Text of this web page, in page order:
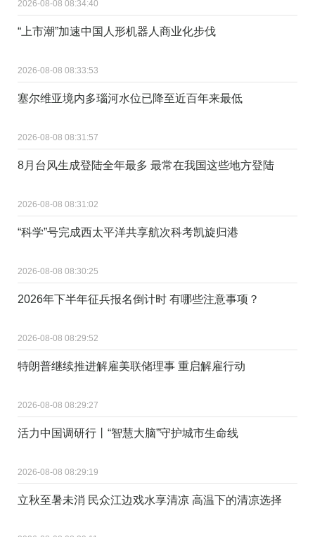
2026-08-08 08:34:40
“上市潮”加速中国人形机器人商业化步伐
2026-08-08 08:33:53
塞尔维亚境内多瑙河水位已降至近百年来最低
2026-08-08 08:31:57
8月台风生成登陆全年最多 最常在我国这些地方登陆
2026-08-08 08:31:02
“科学”号完成西太平洋共享航次科考凯旋归港
2026-08-08 08:30:25
2026年下半年征兵报名倒计时 有哪些注意事项？
2026-08-08 08:29:52
特朗普继续推进解雇美联储理事 重启解雇行动
2026-08-08 08:29:27
活力中国调研行丨“智慧大脑”守护城市生命线
2026-08-08 08:29:19
立秋至暑未消 民众江边戏水享清凉 高温下的清凉选择